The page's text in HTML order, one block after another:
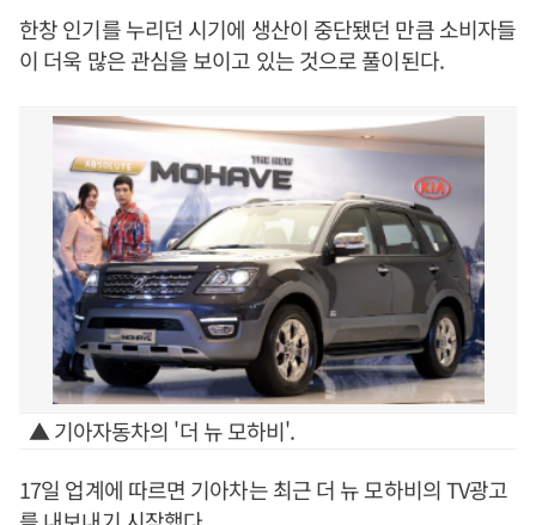
한창 인기를 누리던 시기에 생산이 중단됐던 만큼 소비자들
이 더욱 많은 관심을 보이고 있는 것으로 풀이된다.
▲ 기아자동차의 '더 뉴 모하비'.
17일 업계에 따르면 기아차는 최근 더 뉴 모하비의 TV광고